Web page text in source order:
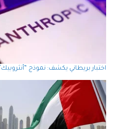
اختبار بريطاني يكشف: نموذج